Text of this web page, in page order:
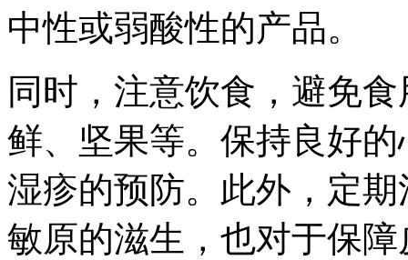
中性或弱酸性的产品。
同时，注意饮食，避免
鲜、坚果等。保持良好
湿疹的预防。此外，定
敏原的滋生，也对于保